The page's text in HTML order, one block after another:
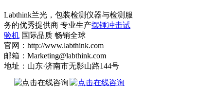
Labthink兰光，包装检测仪器与检测服
务的优秀提供商 专业生产摆锤冲击试
验机 国际品质 畅销全球
官网：http://www.labthink.com
邮箱：Marketing@labthink.com
地址：山东·济南市无影山路144号